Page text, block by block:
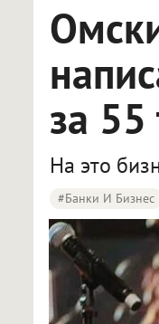
за 55
На это
#Банки И Бизнес